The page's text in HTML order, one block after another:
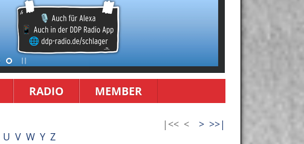
RADIO MEMBER
|<< < > >>|
U V W Y Z